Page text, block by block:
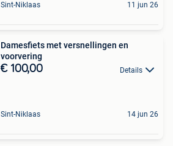
Sint-Niklaas 11 jun 26
Damesfiets met versnellingen en
voorvering
€ 100,00 Details
Sint-Niklaas 14 jun 26